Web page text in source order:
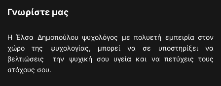
Γνωρίστε μας
Η Έλσα Δημοπούλου ψυχολόγος με πολυετή εμπειρία στον
χώρο της ψυχολογίας, μπορεί να σε υποστηρίξει να
βελτιώσεις την ψυχική σου υγεία και να πετύχεις τους
στόχους σου.